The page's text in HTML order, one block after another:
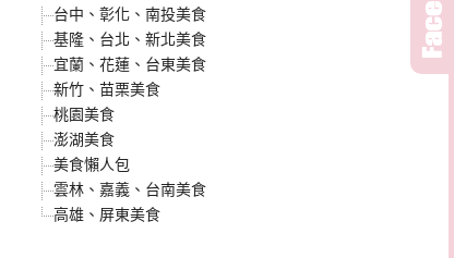
台中、彰化、南投美食
基隆、台北、新北美食
宜蘭、花蓮、台東美食
新竹、苗栗美食
桃園美食
澎湖美食
美食懶人包
雲林、嘉義、台南美食
高雄、屏東美食